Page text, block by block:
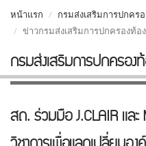
หน้าแรก
กรมส่งเสริมการปกคร
ข่าวกรมส่งเสริมการปกครองท้อ
กรมส่งเสริมการปกครอง
สถ. ร่วมมือ J.CLAIR แล